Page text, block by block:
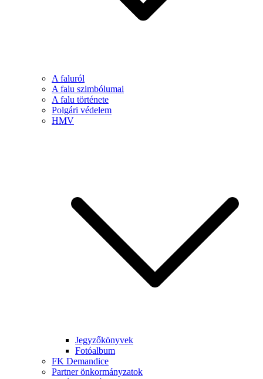
A faluról
A falu szimbólumai
A falu története
Polgári védelem
HMV
Jegyzőkönyvek
Fotóalbum
FK Demandice
Partner önkormányzatok